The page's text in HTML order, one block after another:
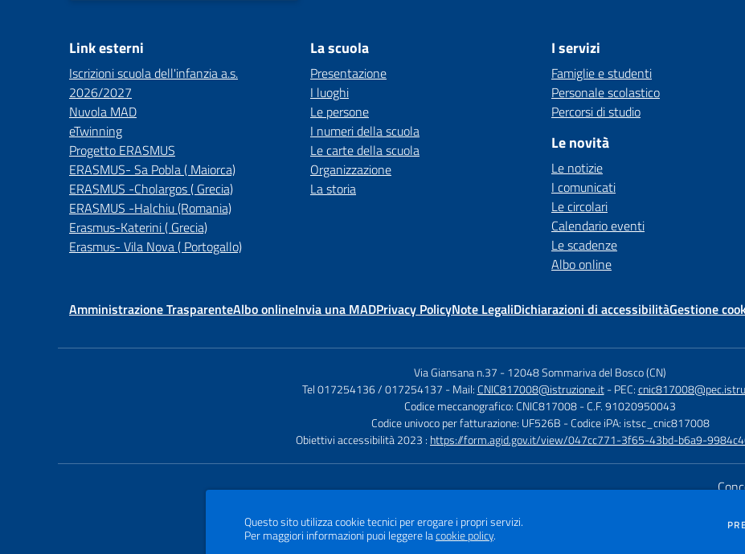
Link esterni
Iscrizioni scuola dell'infanzia a.s.
2026/2027
Nuvola MAD
eTwinning
Progetto ERASMUS
ERASMUS- Sa Pobla ( Maiorca)
ERASMUS -Cholargos ( Grecia)
ERASMUS -Halchiu (Romania)
Erasmus-Katerini ( Grecia)
Erasmus- Vila Nova ( Portogallo)
La scuola
Presentazione
I luoghi
Le persone
I numeri della scuola
Le carte della scuola
Organizzazione
La storia
I servizi
Famiglie e studenti
Personale scolastico
Percorsi di studio
Le novità
Le notizie
I comunicati
Le circolari
Calendario eventi
Le scadenze
Albo online
Amministrazione TrasparenteAlbo onlineInvia una MADPrivacy PolicyNote LegaliDichiarazioni di accessibilitàGestione
Via Giansana n.37 -12048 Sommariva del Bosco (CN)
Tel 017254136 / 017254137 - Mail:CNIC817008@istruzione.it - PEC:
Codice meccanografico: CNIC817008- C.F. 91020950043
Codice univoco per fatturazione: UF526B - Codice iPA: istsc_cnic817008
Obiettivi accessibilità 2023 : https://form.agid.gov.it/view/047cc771-3f65-43bd-b6a9-
Questo sito utilizza cookie tecnici per erogare i propri servizi.
Per maggiori informazioni puoi leggere lacookie policy.